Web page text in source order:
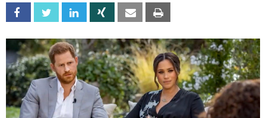
Facebook Twitter Linkedin Xing Email